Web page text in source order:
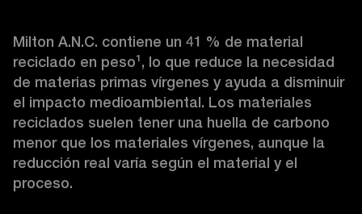
Milton A.N.C. contiene un 41 % de material
reciclado en peso¹, lo que reduce la necesidad
de materias primas vírgenes y ayuda a disminuir
el impacto medioambiental. Los materiales
reciclados suelen tener una huella de carbono
menor que los materiales vírgenes, aunque la
reducción real varía según el material y el
proceso.